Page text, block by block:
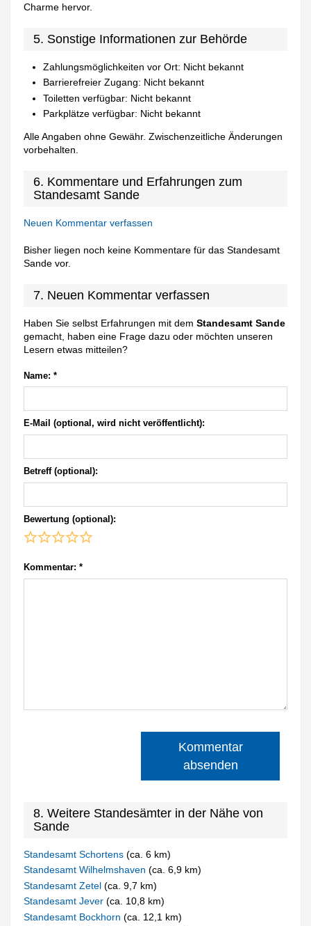
Charme hervor.
5. Sonstige Informationen zur Behörde
Zahlungsmöglichkeiten vor Ort: Nicht bekannt
Barrierefreier Zugang: Nicht bekannt
Toiletten verfügbar: Nicht bekannt
Parkplätze verfügbar: Nicht bekannt
Alle Angaben ohne Gewähr. Zwischenzeitliche Änderungen
vorbehalten.
6. Kommentare und Erfahrungen zum
Standesamt Sande
Neuen Kommentar verfassen
Bisher liegen noch keine Kommentare für das Standesamt
Sande vor.
7. Neuen Kommentar verfassen
Haben Sie selbst Erfahrungen mit demStandesamt Sande
gemacht, haben eine Frage dazu oder möchten unseren
Lesern etwas mitteilen?
Name: *
E-Mail (optional, wird nicht veröffentlicht):
Betreff (optional):
Bewertung (optional):
Kommentar: *
Kommentar
absenden
8. Weitere Standesämter in der Nähe von
Sande
Standesamt Schortens(ca. 6 km)
Standesamt Wilhelmshaven(ca. 6,9 km)
Standesamt Zetel(ca. 9,7 km)
Standesamt Jever(ca. 10,8 km)
Standesamt Bockhorn(ca. 12,1 km)